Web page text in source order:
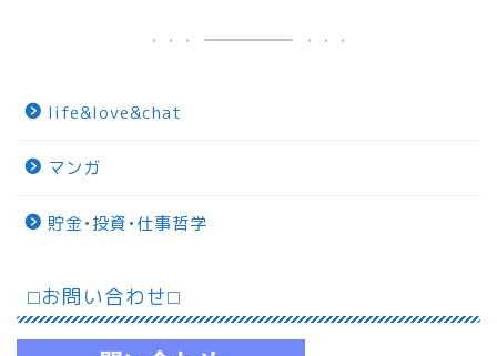
life&love&chat
マンガ
貯金•投資•仕事哲学
⬜︎お問い合わせ⬜︎